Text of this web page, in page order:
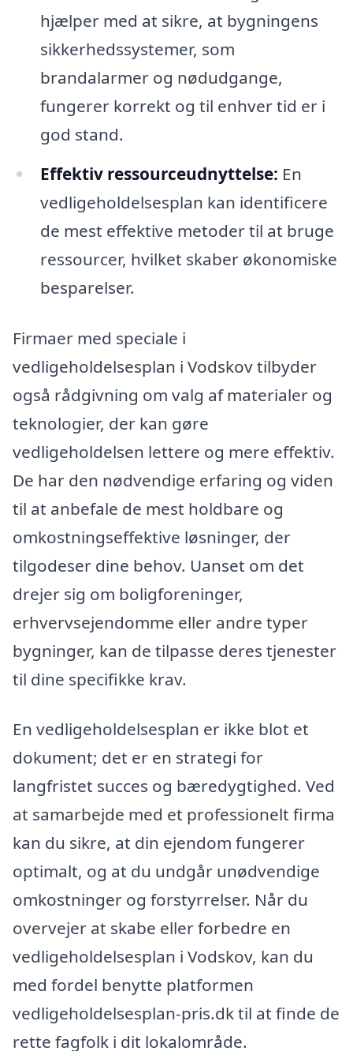
hjælper med at sikre, at bygningens
sikkerhedssystemer, som
brandalarmer og nødudgange,
fungerer korrekt og til enhver tid er i
god stand.
Effektiv ressourceudnyttelse: En
vedligeholdelsesplan kan identificere
de mest effektive metoder til at bruge
ressourcer, hvilket skaber økonomiske
besparelser.
Firmaer med speciale i
vedligeholdelsesplan i Vodskov tilbyder
også rådgivning om valg af materialer og
teknologier, der kan gøre
vedligeholdelsen lettere og mere effektiv.
De har den nødvendige erfaring og viden
til at anbefale de mest holdbare og
omkostningseffektive løsninger, der
tilgodeser dine behov. Uanset om det
drejer sig om boligforeninger,
erhvervsejendomme eller andre typer
bygninger, kan de tilpasse deres tjenester
til dine specifikke krav.
En vedligeholdelsesplan er ikke blot et
dokument; det er en strategi for
langfristet succes og bæredygtighed. Ved
at samarbejde med et professionelt firma
kan du sikre, at din ejendom fungerer
optimalt, og at du undgår unødvendige
omkostninger og forstyrrelser. Når du
overvejer at skabe eller forbedre en
vedligeholdelsesplan i Vodskov, kan du
med fordel benytte platformen
vedligeholdelsesplan-pris.dk til at finde de
rette fagfolk i dit lokalområde.